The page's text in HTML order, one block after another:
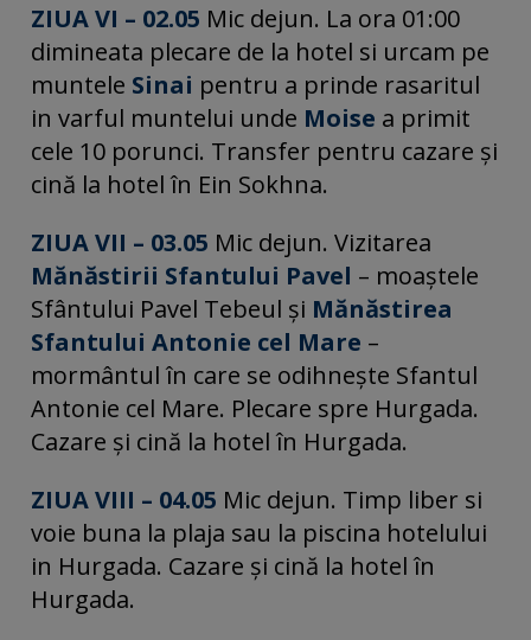
ZIUA VI – 02.05 Mic dejun. La ora 01:00
dimineata plecare de la hotel si urcam pe
muntele Sinai pentru a prinde rasaritul
in varful muntelui unde Moise a primit
cele 10 porunci. Transfer pentru cazare și
cină la hotel în Ein Sokhna.
ZIUA VII – 03.05 Mic dejun. Vizitarea
Mănăstirii Sfantului Pavel – moaştele
Sfântului Pavel Tebeul şi Mănăstirea
Sfantului Antonie cel Mare –
mormântul în care se odihneşte Sfantul
Antonie cel Mare. Plecare spre Hurgada.
Cazare și cină la hotel în Hurgada.
ZIUA VIII – 04.05 Mic dejun. Timp liber si
voie buna la plaja sau la piscina hotelului
in Hurgada. Cazare și cină la hotel în
Hurgada.